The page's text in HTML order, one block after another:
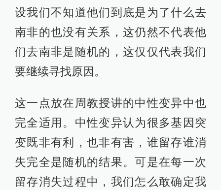
设我们不知道他们到底是为了什么去
南非的也没有关系，这仍然不代表他
们去南非是随机的，这仅仅代表我们
要继续寻找原因。
这一点放在周教授讲的中性变异中也
完全适用。中性变异认为很多基因突
变既非有利，也非有害，谁留存谁消
失完全是随机的结果。可是在每一次
留存消失过程中，我们怎么敢确定我